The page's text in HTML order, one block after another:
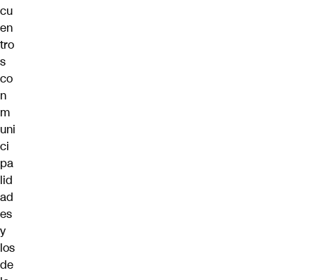
cu
en
tro
s
co
n
m
uni
ci
pa
lid
ad
es
y
los
de